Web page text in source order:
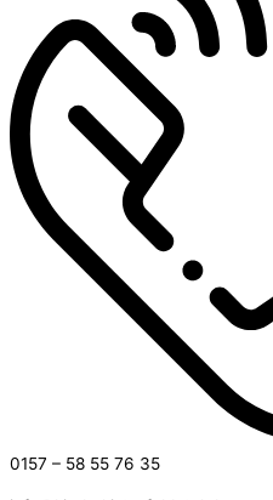
0157 – 58 55 76 35